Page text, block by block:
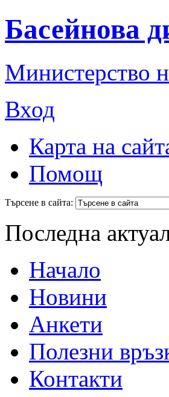
Басейнова
Министерство
Вход
Карта на
Помощ
Търсене в сайта:
Последна
Начало
Новини
Анкети
Полезни
Контакти